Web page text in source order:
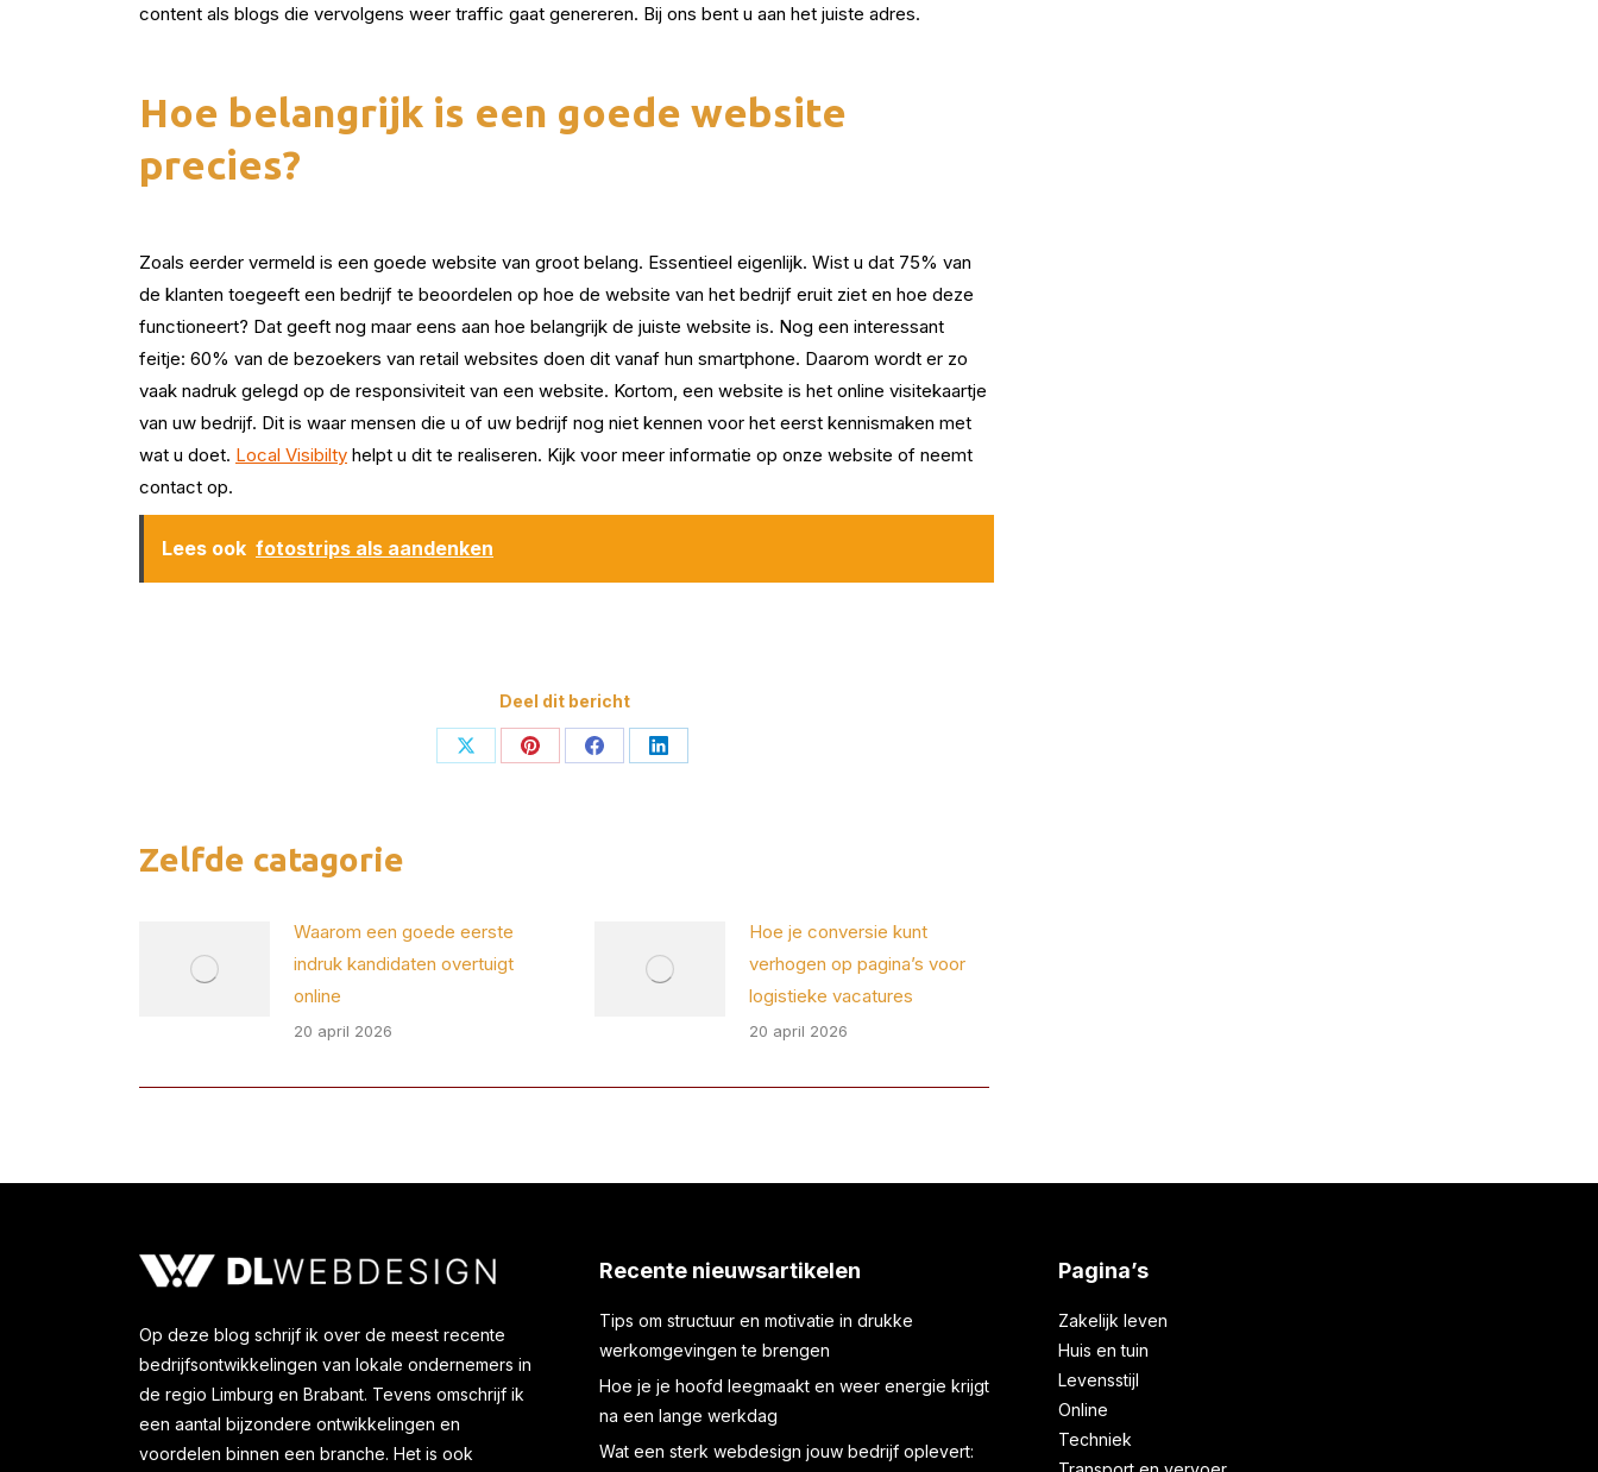
content als blogs die vervolgens weer traffic gaat genereren. Bij ons bent u aan het juiste adres.
Hoe belangrijk is een goede website
precies?
Zoals eerder vermeld is een goede website van groot belang. Essentieel eigenlijk. Wist u dat 75% van
de klanten toegeeft een bedrijf te beoordelen op hoe de website van het bedrijf eruit ziet en hoe deze
functioneert? Dat geeft nog maar eens aan hoe belangrijk de juiste website is. Nog een interessant
feitje: 60% van de bezoekers van retail websites doen dit vanaf hun smartphone. Daarom wordt er zo
vaak nadruk gelegd op de responsiviteit van een website. Kortom, een website is het online visitekaartje
van uw bedrijf. Dit is waar mensen die u of uw bedrijf nog niet kennen voor het eerst kennismaken met
wat u doet. Local Visibilty helpt u dit te realiseren. Kijk voor meer informatie op onze website of neemt
contact op.
Lees ook fotostrips als aandenken
Deel dit bericht
Deel
Deel
Deel
Deel
Zelfde catagorie
Waarom een goede eerste
indruk kandidaten overtuigt
online
20 april 2026
Hoe je conversie kunt
verhogen op pagina’s voor
logistieke vacatures
20 april 2026
Op deze blog schrijf ik over de meest recente
bedrijfsontwikkelingen van lokale ondernemers in
de regio Limburg en Brabant. Tevens omschrijf ik
een aantal bijzondere ontwikkelingen en
voordelen binnen een branche. Het is ook
Recente nieuwsartikelen
Tips om structuur en motivatie in drukke
werkomgevingen te brengen
Hoe je je hoofd leegmaakt en weer energie krijgt
na een lange werkdag
Wat een sterk webdesign jouw bedrijf oplevert:
Pagina’s
Zakelijk leven
Huis en tuin
Levensstijl
Online
Techniek